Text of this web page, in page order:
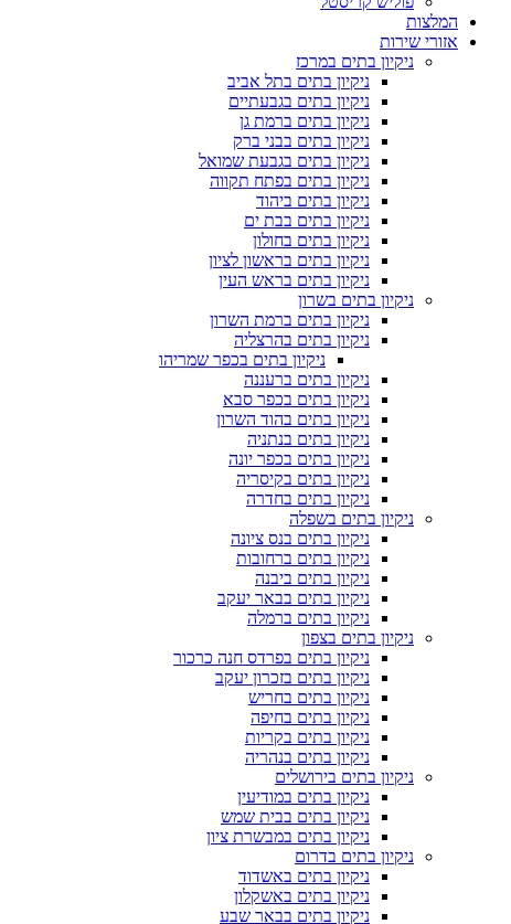
המלצות
אזורי שירות
ניקיון בתים במרכז
ניקיון בתים בתל אביב
ניקיון בתים בגבעתיים
ניקיון בתים ברמת גן
ניקיון בתים בבני ברק
ניקיון בתים בגבעת שמואל
ניקיון בתים בפתח תקווה
ניקיון בתים ביהוד
ניקיון בתים בבת ים
ניקיון בתים בחולון
ניקיון בתים בראשון לציון
ניקיון בתים בראש העין
ניקיון בתים בשרון
ניקיון בתים ברמת השרון
ניקיון בתים בהרצליה
ניקיון בתים בכפר שמריהו
ניקיון בתים ברעננה
ניקיון בתים בכפר סבא
ניקיון בתים בהוד השרון
ניקיון בתים בנתניה
ניקיון בתים בכפר יונה
ניקיון בתים בקיסריה
ניקיון בתים בחדרה
ניקיון בתים בשפלה
ניקיון בתים בנס ציונה
ניקיון בתים ברחובות
ניקיון בתים ביבנה
ניקיון בתים בבאר יעקב
ניקיון בתים ברמלה
ניקיון בתים בצפון
ניקיון בתים בפרדס חנה כרכור
ניקיון בתים בזכרון יעקב
ניקיון בתים בחריש
ניקיון בתים בחיפה
ניקיון בתים בקריות
ניקיון בתים בנהריה
ניקיון בתים בירושלים
ניקיון בתים במודיעין
ניקיון בתים בבית שמש
ניקיון בתים במבשרת ציון
ניקיון בתים בדרום
ניקיון בתים באשדוד
ניקיון בתים באשקלון
ניקיון בתים בבאר שבע